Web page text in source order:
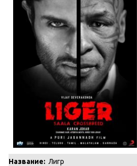
Название: Лигр